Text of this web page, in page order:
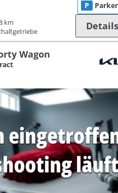
km
P
Details
Wagon